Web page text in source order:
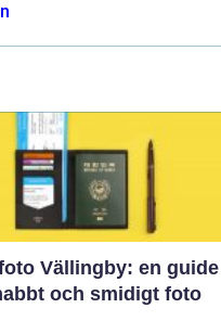
Vällingby: en guide
och smidigt foto